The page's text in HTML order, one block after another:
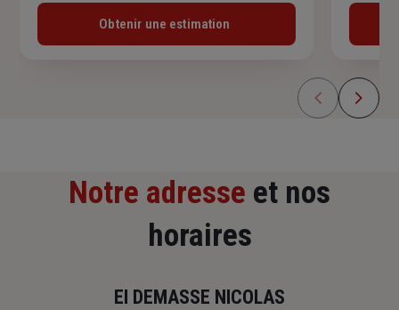
Obtenir une estimation
Notre adresse et nos
horaires
EI DEMASSE NICOLAS